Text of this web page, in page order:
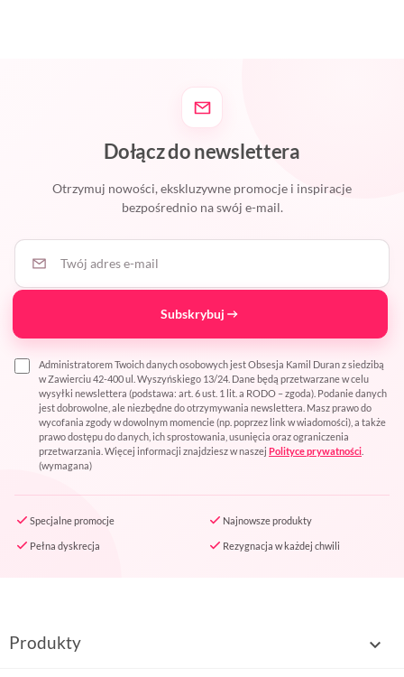
Dołącz do newslettera
Otrzymuj nowości, ekskluzywne promocje i inspiracje
bezpośrednio na swój e-mail.
Twój adres e-mail
Subskrybuj
Administratorem Twoich danych osobowych jest Obsesja Kamil Duran z siedzibą
w Zawierciu 42-400 ul. Wyszyńskiego 13/24. Dane będą przetwarzane w celu
wysyłki newslettera (podstawa: art. 6 ust. 1 lit. a RODO – zgoda). Podanie danych
jest dobrowolne, ale niezbędne do otrzymywania newslettera. Masz prawo do
wycofania zgody w dowolnym momencie (np. poprzez link w wiadomości), a także
prawo dostępu do danych, ich sprostowania, usunięcia oraz ograniczenia
przetwarzania. Więcej informacji znajdziesz w naszej Polityce prywatności
(wymagana)
Specjalne promocje Najnowsze produkty
Pełna dyskrecja Rezygnacja w każdej chwili
Produkty 